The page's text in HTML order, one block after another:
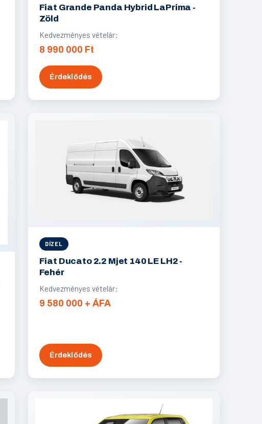
Fiat Grande Panda Hybrid LaPrima -
Zöld
Kedvezményes vételár:
8 990 000 Ft
Érdeklődés
DÍZEL
Fiat Ducato 2.2 Mjet 140 LE LH2 -
Fehér
Kedvezményes vételár:
9 580 000 + ÁFA
Érdeklődés